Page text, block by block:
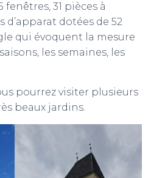
31 pièces à
d’apparat dotées de 52
qui évoquent la mesure
les semaines, les
pourrez visiter plusieurs
beaux jardins.